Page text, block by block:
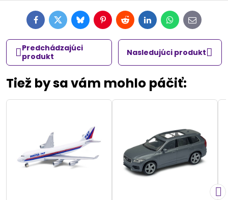
FacebookTwitterBlueskyPinterestRedditLinkedInWhatsApp
E-
mail
Predchádzajúci
produkt
Nasledujúci produkt
Tiež by sa vám mohlo páčiť: